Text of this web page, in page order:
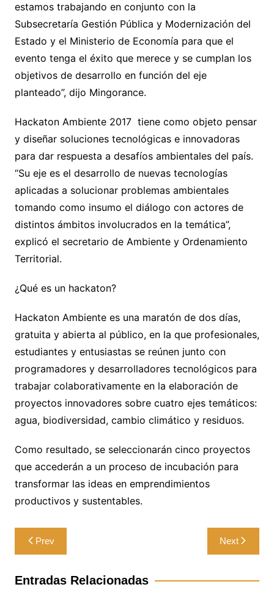
estamos trabajando en conjunto con la
Subsecretaría Gestión Pública y Modernización del
Estado y el Ministerio de Economía para que el
evento tenga el éxito que merece y se cumplan los
objetivos de desarrollo en función del eje
planteado”, dijo Mingorance.
Hackaton Ambiente 2017 tiene como objeto pensar
y diseñar soluciones tecnológicas e innovadoras
para dar respuesta a desafíos ambientales del país.
“Su eje es el desarrollo de nuevas tecnologías
aplicadas a solucionar problemas ambientales
tomando como insumo el diálogo con actores de
distintos ámbitos involucrados en la temática”,
explicó el secretario de Ambiente y Ordenamiento
Territorial.
¿Qué es un hackaton?
Hackaton Ambiente es una maratón de dos días,
gratuita y abierta al público, en la que profesionales,
estudiantes y entusiastas se reúnen junto con
programadores y desarrolladores tecnológicos para
trabajar colaborativamente en la elaboración de
proyectos innovadores sobre cuatro ejes temáticos:
agua, biodiversidad, cambio climático y residuos.
Como resultado, se seleccionarán cinco proyectos
que accederán a un proceso de incubación para
transformar las ideas en emprendimientos
productivos y sustentables.
Navegación
de
entradas
Prev Next
Entradas Relacionadas